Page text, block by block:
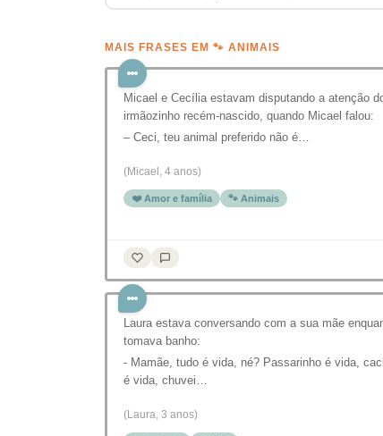
MAIS FRASES EM 🐾 ANIMAIS
Micael e Cecília estavam disputando a atenção
irmãozinho recém-nascido, quando Micael falou:
– Ceci, teu animal preferido não é…
(Micael, 4 anos)
❤️ Amor e família 🐾 Animais
Laura estava conversando com a sua mãe
tomava banho:
- Mamãe, tudo é vida, né? Passarinho é vida,
é vida, chuvei…
(Laura, 3 anos)